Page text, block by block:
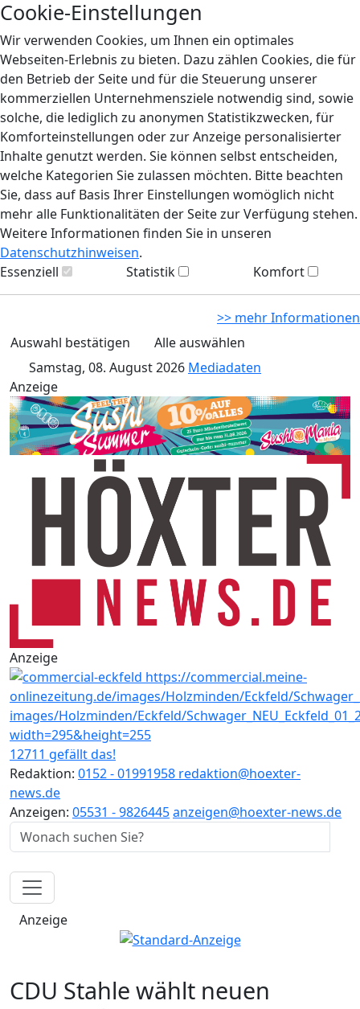
Cookie-Einstellungen
Wir verwenden Cookies, um Ihnen ein optimales
Webseiten-Erlebnis zu bieten. Dazu zählen Cookies, die für
den Betrieb der Seite und für die Steuerung unserer
kommerziellen Unternehmensziele notwendig sind, sowie
solche, die lediglich zu anonymen Statistikzwecken, für
Komforteinstellungen oder zur Anzeige personalisierter
Inhalte genutzt werden. Sie können selbst entscheiden,
welche Kategorien Sie zulassen möchten. Bitte beachten
Sie, dass auf Basis Ihrer Einstellungen womöglich nicht
mehr alle Funktionalitäten der Seite zur Verfügung stehen.
Weitere Informationen finden Sie in unseren
Datenschutzhinweisen.
Essenziell
Statistik Komfort
>> mehr Informationen
Auswahl bestätigen
Alle auswählen
Samstag, 08. August 2026 Mediadaten
Anzeige
Anzeige
12711 gefällt das!
Redaktion: 0152 - 01991958 redaktion@hoexter-
news.de
Anzeigen: 05531 - 9826445anzeigen@hoexter-news.de
Anzeige
CDU Stahle wählt neuen